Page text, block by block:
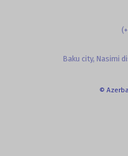
Baku city, Nasimi
©